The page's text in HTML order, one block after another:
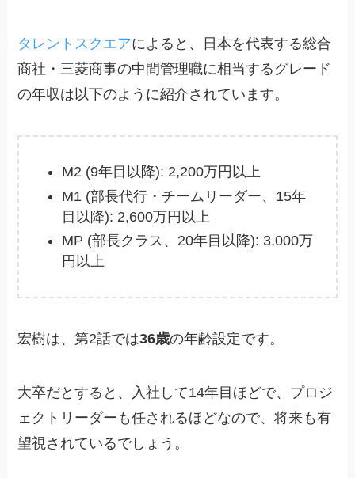
タレントスクエアによると、日本を代表する総合
商社・三菱商事の中間管理職に相当するグレード
の年収は以下のように紹介されています。
M2 (9年目以降): 2,200万円以上
M1 (部長代行・チームリーダー、15年
目以降): 2,600万円以上
MP (部長クラス、20年目以降): 3,000万
円以上
宏樹は、第2話では36歳の年齢設定です。
大卒だとすると、入社して14年目ほどで、プロジ
ェクトリーダーも任されるほどなので、将来も有
望視されているでしょう。